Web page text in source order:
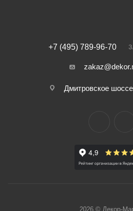
+7 (495) 789-96-70
Дмитровское
2026 © Декор-